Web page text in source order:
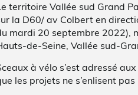
territoire Vallée sud Grand
la D60/ av Colbert en
mardi 20 septembre 2022),
de-Seine, Vallée sud-
à vélo s’est adressé
les projets ne s’enlisent pas .